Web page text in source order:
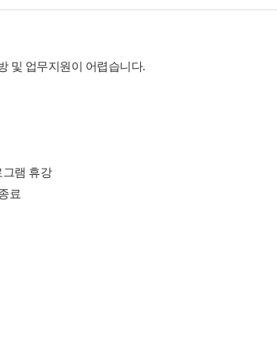
및 업무지원이 어렵습니다.
그램 휴강
료